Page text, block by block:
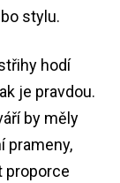
stylu.
hodí
je pravdou.
by měly
prameny,
proporce